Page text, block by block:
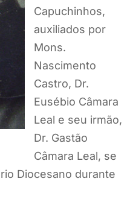
Capuchinhos,
auxiliados por
Mons.
Nascimento
Castro, Dr.
Eusébio Câmara
Leal e seu irmão,
Dr. Gastão
Câmara Leal, se
Diocesano durante